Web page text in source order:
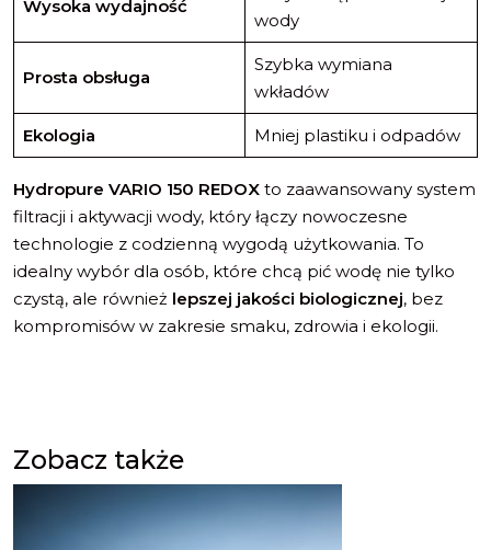
Wysoka wydajność
wody
Prosta obsługa
Szybka wymiana
wkładów
Ekologia Mniej plastiku i odpadów
Hydropure VARIO 150 REDOX to zaawansowany system
filtracji i aktywacji wody, który łączy nowoczesne
technologie z codzienną wygodą użytkowania. To
idealny wybór dla osób, które chcą pić wodę nie tylko
czystą, ale również lepszej jakości biologicznej, bez
kompromisów w zakresie smaku, zdrowia i ekologii.
Zobacz także